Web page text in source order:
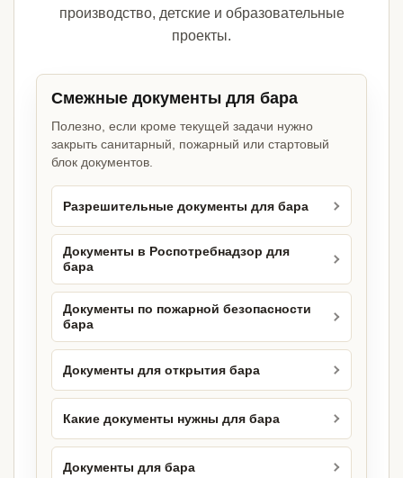
производство, детские и образовательные
проекты.
Смежные документы для бара
Полезно, если кроме текущей задачи нужно
закрыть санитарный, пожарный или стартовый
блок документов.
Разрешительные документы для бара
Документы в Роспотребнадзор для
бара
Документы по пожарной безопасности
бара
Документы для открытия бара
Какие документы нужны для бара
Документы для бара